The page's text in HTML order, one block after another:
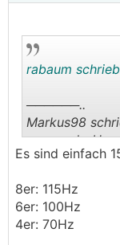
rabaum
──────..
Markus98
paar mehr Hz
Eigentlich ist
Derselbe
angesteuert
Es sind einfach
8er: 115Hz
6er: 100Hz
4er: 70Hz